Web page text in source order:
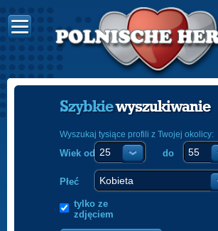
Szybkiewyszukiwanie
Wyszukaj tysiące profili z Twojej okolicy:
Wiek od do
Płeć
tylko ze
zdjęciem